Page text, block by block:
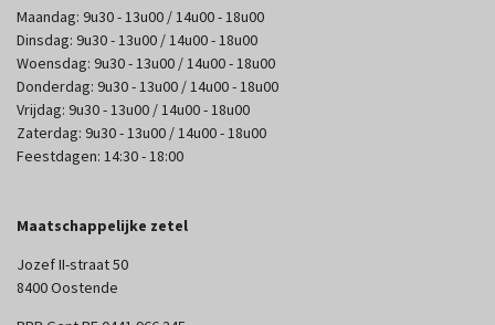
Maandag: 9u30 - 13u00 / 14u00 - 18u00
Dinsdag: 9u30 - 13u00 / 14u00 - 18u00
Woensdag: 9u30 - 13u00 / 14u00 - 18u00
Donderdag: 9u30 - 13u00 / 14u00 - 18u00
Vrijdag: 9u30 - 13u00 / 14u00 - 18u00
Zaterdag: 9u30 - 13u00 / 14u00 - 18u00
Feestdagen: 14:30 - 18:00
Maatschappelijke zetel
Jozef II-straat 50
8400 Oostende